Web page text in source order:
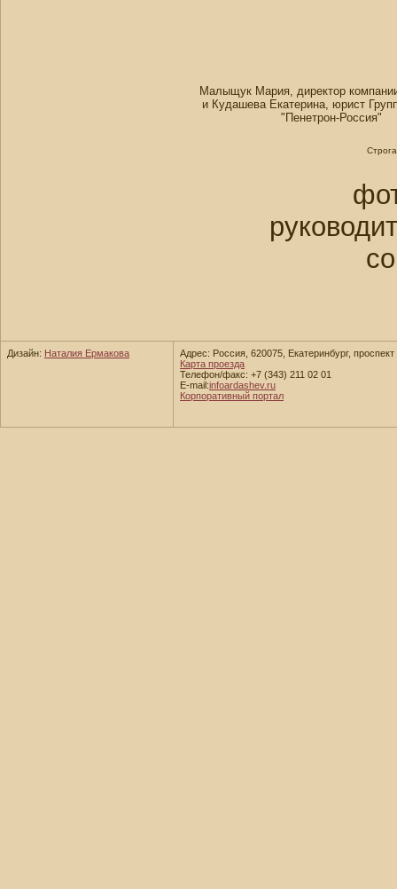
Малыщук Мария, директор
и Кудашева Екатерина, юрист
"Пенетрон-Россия"
Дизайн: Наталия Ермакова
Адрес: Россия, 620075, Екатеринбург,
Карта проезда
Телефон/факс: +7 (343) 211 02 01
E-mail:infoardashev.ru
Корпоративный портал